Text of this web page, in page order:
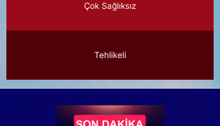
Çok Sağlıksız
Tehlikeli